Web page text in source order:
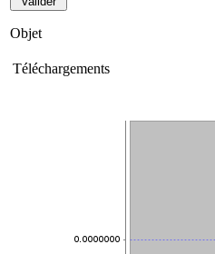
Objet
Téléchargements